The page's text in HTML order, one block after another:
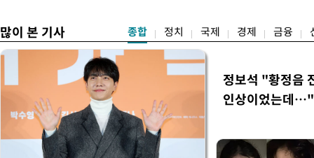
많이 본 기사 종합 정치 국제 경제 금융
정보석 "황정음
인상이었는데…"